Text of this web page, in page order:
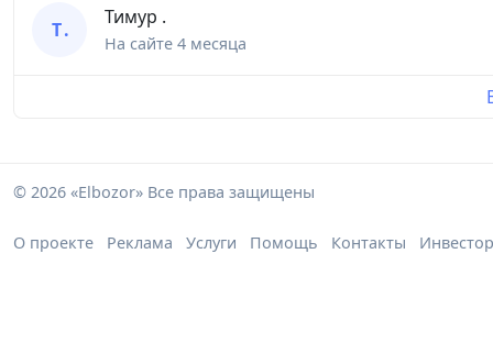
Т .
Тимур .
На сайте 4 месяца
© 2026 «Elbozor» Все права защищены
О проекте Реклама Услуги Помощь Контакты